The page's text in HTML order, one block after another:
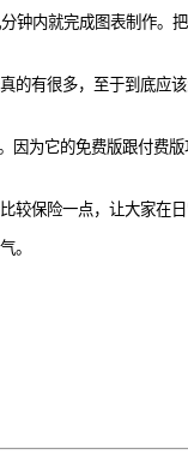
钟内就完成图表制作。
的有很多，至于到底应
为它的免费版跟付费
较保险一点，让大家在
。